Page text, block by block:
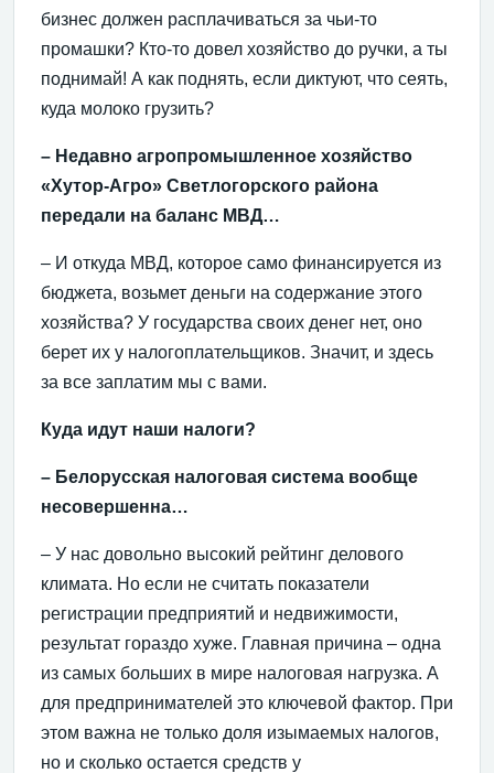
бизнес должен расплачиваться за чьи-то
промашки? Кто-то довел хозяйство до ручки, а ты
поднимай! А как поднять, если диктуют, что сеять,
куда молоко грузить?
– Недавно агропромышленное хозяйство
«Хутор-Агро» Светлогорского района
передали на баланс МВД…
– И откуда МВД, которое само финансируется из
бюджета, возьмет деньги на содержание этого
хозяйства? У государства своих денег нет, оно
берет их у налогоплательщиков. Значит, и здесь
за все заплатим мы с вами.
Куда идут наши налоги?
– Белорусская налоговая система вообще
несовершенна…
– У нас довольно высокий рейтинг делового
климата. Но если не считать показатели
регистрации предприятий и недвижимости,
результат гораздо хуже. Главная причина – одна
из самых больших в мире налоговая нагрузка. А
для предпринимателей это ключевой фактор. При
этом важна не только доля изымаемых налогов,
но и сколько остается средств у